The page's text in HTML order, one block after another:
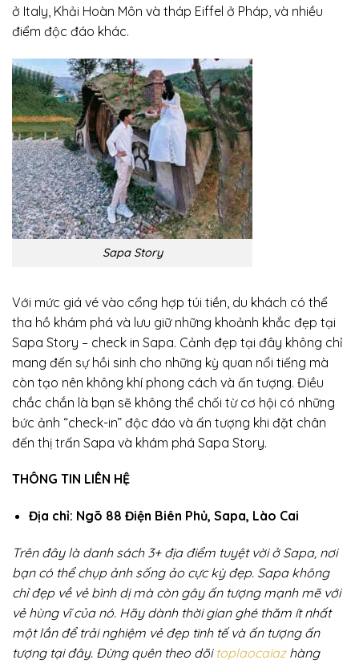
ở Italy, Khải Hoàn Môn và tháp Eiffel ở Pháp, và nhiều
điểm độc đáo khác.
Sapa Story
Với mức giá vé vào cổng hợp túi tiền, du khách có thể
tha hồ khám phá và lưu giữ những khoảnh khắc đẹp tại
Sapa Story – check in Sapa. Cảnh đẹp tại đây không chỉ
mang đến sự hồi sinh cho những kỳ quan nổi tiếng mà
còn tạo nên không khí phong cách và ấn tượng. Điều
chắc chắn là bạn sẽ không thể chối từ cơ hội có những
bức ảnh “check-in” độc đáo và ấn tượng khi đặt chân
đến thị trấn Sapa và khám phá Sapa Story.
THÔNG TIN LIÊN HỆ
Địa chỉ: Ngõ 88 Điện Biên Phủ, Sapa, Lào Cai
Trên đây là danh sách 3+ địa điểm tuyệt vời ở Sapa, nơi
bạn có thể chụp ảnh sống ảo cực kỳ đẹp. Sapa không
chỉ đẹp về vẻ bình dị mà còn gây ấn tượng mạnh mẽ với
vẻ hùng vĩ của nó. Hãy dành thời gian ghé thăm ít nhất
một lần để trải nghiệm vẻ đẹp tinh tế và ấn tượng ấn
tượng tại đây. Đừng quên theo dõi toplaocaiazhàng